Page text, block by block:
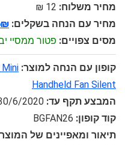
מחיר משלוח: 12 ₪
מחיר עם הנחה בשקלים:
מסים צפויים: פטור ממסיי
קופון עם הנחה למוצר:
Handheld Fan Silent
המבצע תקף עד: 6/2020
קוד קופון: BGFAN26
תיאור ומאפיינים של